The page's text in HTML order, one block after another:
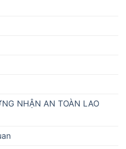
NHẬN AN TOÀN LAO